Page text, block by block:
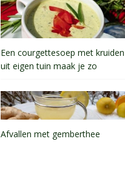
Een courgettesoep met kruiden
uit eigen tuin maak je zo
Afvallen met gemberthee